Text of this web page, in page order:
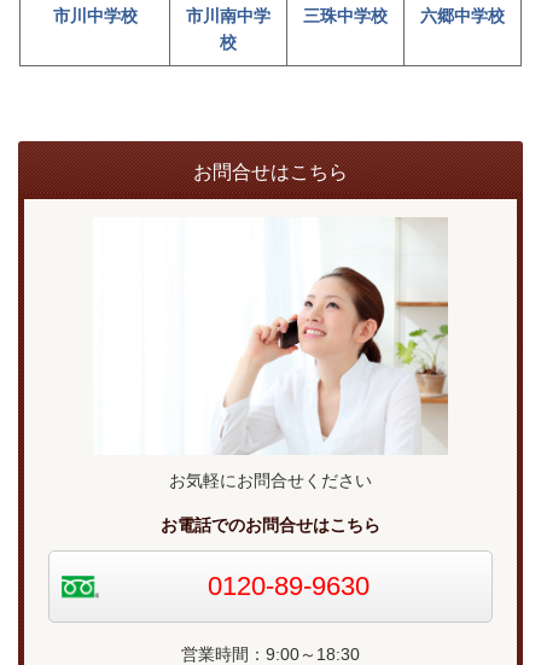
市川中学校
市川南中学
校
三珠中学校 六郷中学校
お問合せはこちら
お気軽にお問合せください
お電話でのお問合せはこちら
0120-89-9630
営業時間：9:00～18:30